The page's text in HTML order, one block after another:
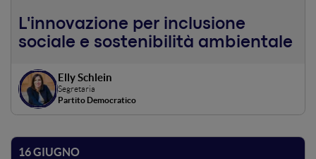
L'innovazione per inclusione
sociale e sostenibilità ambientale
Elly Schlein
Segretaria
Partito Democratico
16 GIUGNO